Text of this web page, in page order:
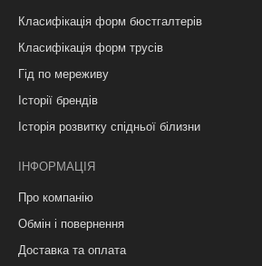
Класифікація форм бюстгалтерів
Класифікація форм трусів
Гід по мереживу
Історії брендів
Історія розвитку спідньої білизни
ІНФОРМАЦІЯ
Про компанію
Обмін і повернення
Доставка та оплата